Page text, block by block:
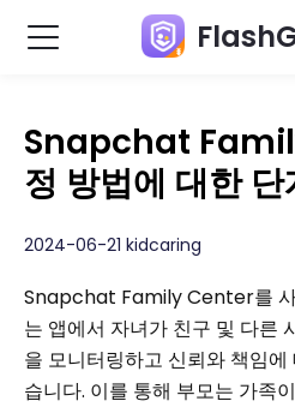
Snapchat
정 방법에 대한
2024-06-21 kidcaring
Snapchat Family Center를
는 앱에서 자녀가 친구 및 다른
을 모니터링하고 신뢰와 책임
습니다. 이를 통해 부모는 가족